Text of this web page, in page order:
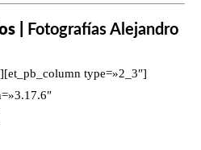
| Fotografías Alejandro
type=»2_3″]